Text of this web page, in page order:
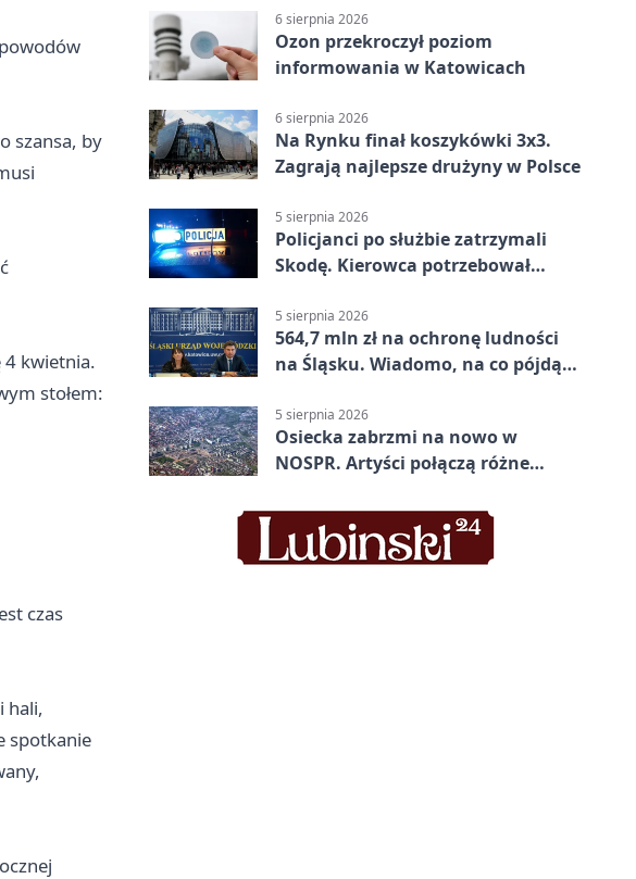
szansa, by
kwietnia.
stołem:
czas
hali,
spotkanie
6 sierpnia 2026
Ozon przekroczył poziom
informowania w Katowicach
6 sierpnia 2026
Na Rynku finał koszykówki 3x3.
Zagrają najlepsze drużyny w Polsce
5 sierpnia 2026
Policjanci po służbie zatrzymali
Skodę. Kierowca potrzebował
5 sierpnia 2026
564,7 mln zł na ochronę ludności
na Śląsku. Wiadomo, na co pójdą
5 sierpnia 2026
Osiecka zabrzmi na nowo w
NOSPR. Artyści połączą różne